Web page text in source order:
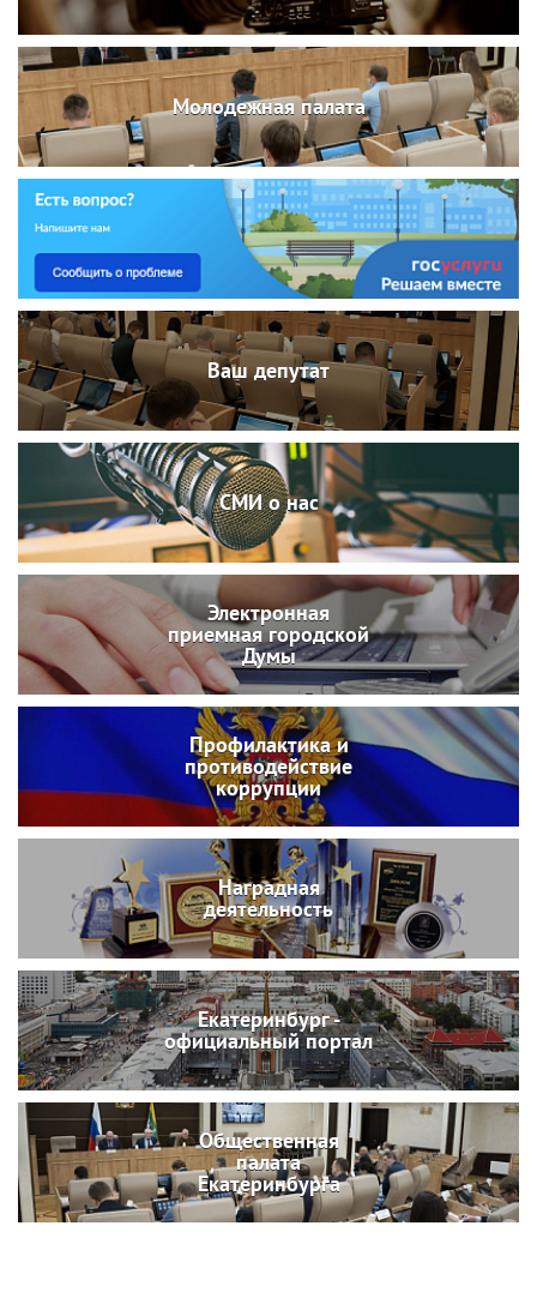
Молодежная палата
Ваш депутат
СМИ о нас
Электронная
приемная городской
Думы
Профилактика и
противодействие
коррупции
Наградная
деятельность
Екатеринбург -
официальный портал
Общественная
палата
Екатеринбурга